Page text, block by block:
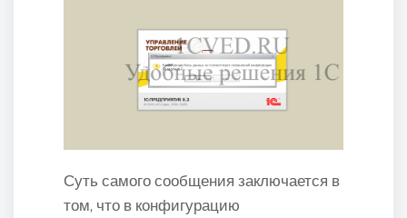
Суть самого сообщения заключается в
том, что в конфигурацию